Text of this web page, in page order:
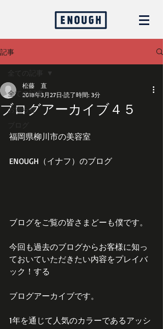
記事
全ての記事
お知らせ
ブログ
全ての記事
ブログアーカイブ４５
松藤 直
2018年3月27日 読了時間: 3分
福岡県柳川市の美容室
ENOUGH（イナフ）のブログ
ブログをご覧の皆さまどーも僕です。
今回も過去のブログからお客様に知っ
ておいていただきたい内容をプレイバ
ック！する
ブログアーカイブです。
1年を通じて人気のカラーであるアッシ